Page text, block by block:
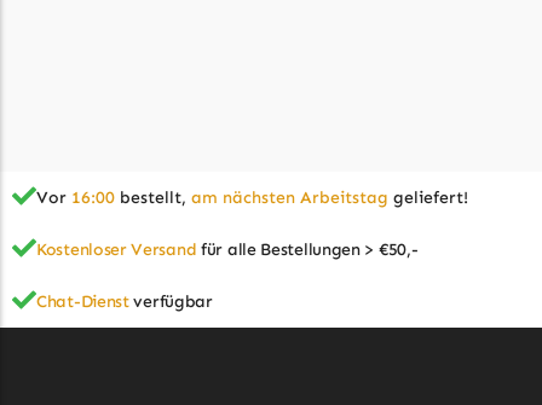
Vor 16:00 bestellt, am nächsten Arbeitstag geliefert!
Kostenloser Versand für alle Bestellungen > €50,-
Chat-Dienstverfügbar